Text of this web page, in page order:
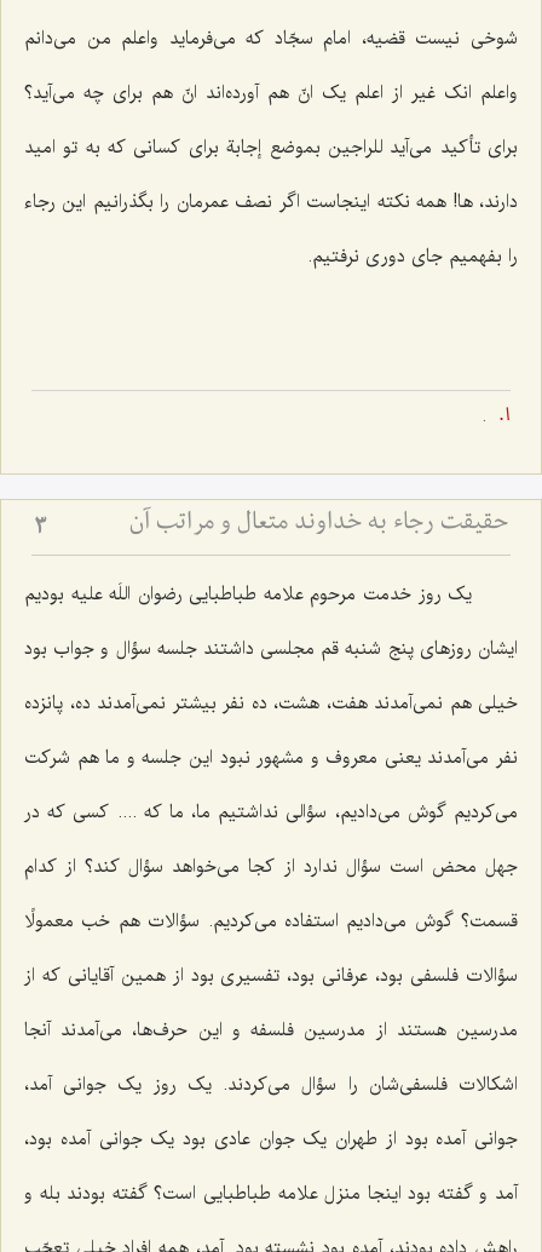
شوخی نیست قضیه، امام سجّاد که می‌فرماید واعلم‌ من می‌دانم‌
واعلم انک‌ غیر از اعلم یک انّ هم آورده‌اند انّ هم‌ برای چه می‌آید؟
برای تأکید می‌آید للراجین بموضع إجابةبرای کسانی که به تو امید
دارند، ها! همه نکته اینجاست اگر نصف عمرمان را بگذرانیم این رجاء
را بفهمیم جای دوری نرفتیم.
.
حقیقت رجاء به خداوند متعال و مراتب آن 3
یک روز خدمت مرحوم علامه طباطبایی رضوان اللَه علیه بودیم
ایشان روزهای پنج شنبه قم مجلسی داشتند جلسه سؤال و جواب بود
خیلی هم نمی‌آمدند هفت، هشت، ده نفر بیشتر نمی‌آمدند ده، پانزده
نفر می‌آمدند یعنی معروف و مشهور نبود این جلسه و ما هم شرکت
می‌کردیم گوش می‌دادیم، سؤالی نداشتیم ما، ما که .... کسی که در
جهل محض است سؤال ندارد از کجا می‌خواهد سؤال کند؟ از کدام
قسمت؟ گوش می‌دادیم استفاده می‌کردیم. سؤالات هم خب معمولًا
سؤالات فلسفی بود، عرفانی بود، تفسیری بود از همین آقایانی که از
مدرسین هستند از مدرسین فلسفه و این حرف‌ها، می‌آمدند آنجا
اشکالات فلسفی‌شان را سؤال می‌کردند. یک روز یک جوانی آمد،
جوانی آمده بود از طهران یک جوان عادی بود یک جوانی آمده بود،
آمد و گفته بود اینجا منزل علامه طباطبایی است؟ گفته بودند بله و